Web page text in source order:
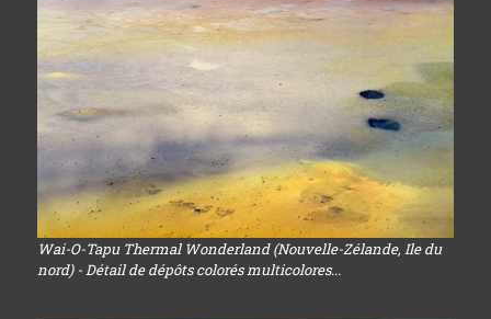
Wai-O-Tapu Thermal Wonderland (Nouvelle-Zélande, Ile du
nord) - Détail de dépôts colorés multicolores...